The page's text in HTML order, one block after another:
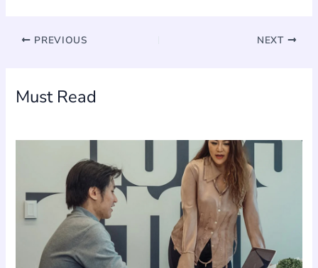
PREVIOUS NEXT
Must Read